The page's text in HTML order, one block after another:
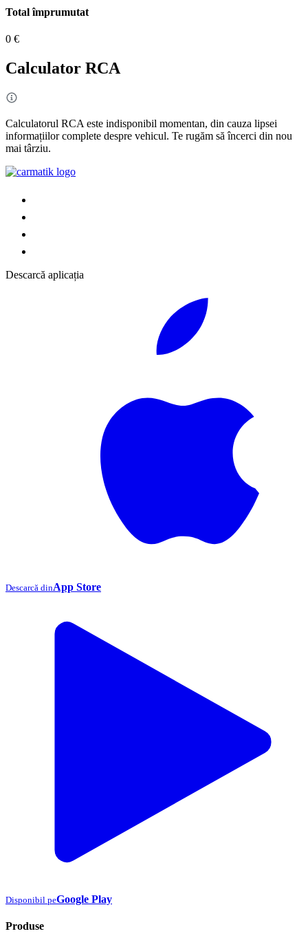
Total împrumutat
0 €
Calculator RCA
Calculatorul RCA este indisponibil momentan, din cauza lipsei
informațiilor complete despre vehicul. Te rugăm să încerci din nou
mai târziu.
Descarcă aplicația
Descarcă dinApp Store
Disponibil peGoogle Play
Produse